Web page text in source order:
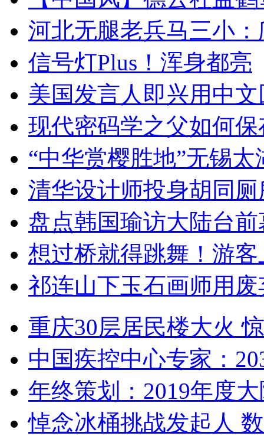
河北无腿老兵马三小
信号灯Plus！浑身都亮
美国发言人即兴用中
现代密码学之父如何
“中华赏樱胜地”无锡
清华设计师投身胡同
盘点韩国瑜访大陆台
想过桥就得跳舞！游客
祁连山下玉石画师用
重庆30层居民楼大火
中国疾控中心专家：
年终策划：2019年度
悼念冰桶挑战发起人